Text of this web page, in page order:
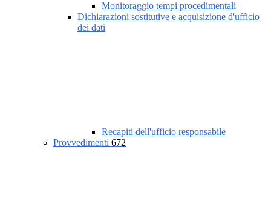
Monitoraggio tempi procedimentali
Dichiarazioni sostitutive e acquisizione d'ufficio
dei dati
Recapiti dell'ufficio responsabile
Provvedimenti 672